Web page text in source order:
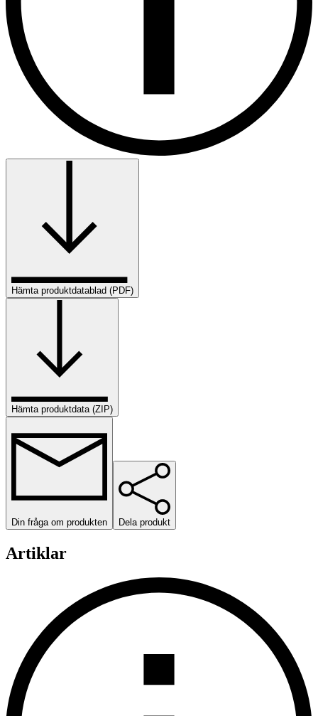
Hämta produktdatablad (PDF)
Hämta produktdata (ZIP)
Din fråga om produkten Dela produkt
Artiklar